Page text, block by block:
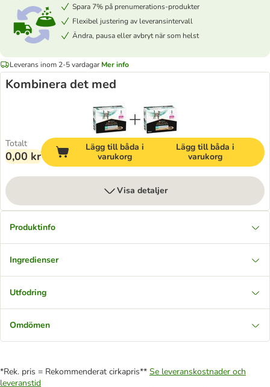
Spara 7% på prenumerations-produkter
Flexibel justering av leveransintervall
Ändra, pausa eller avbryt när som helst
Leverans inom 2-5 vardagar Mer info
Kombinera det med
Totalt
0,00 kr
Lägg till båda i
varukorg
Lägg till båda i
varukorg
Visa detaljer
Produktinfo
Ingredienser
Utfodring
Omdömen
*Rek. pris = Rekommenderat cirkapris** Se leveranskostnader och
leveranstid